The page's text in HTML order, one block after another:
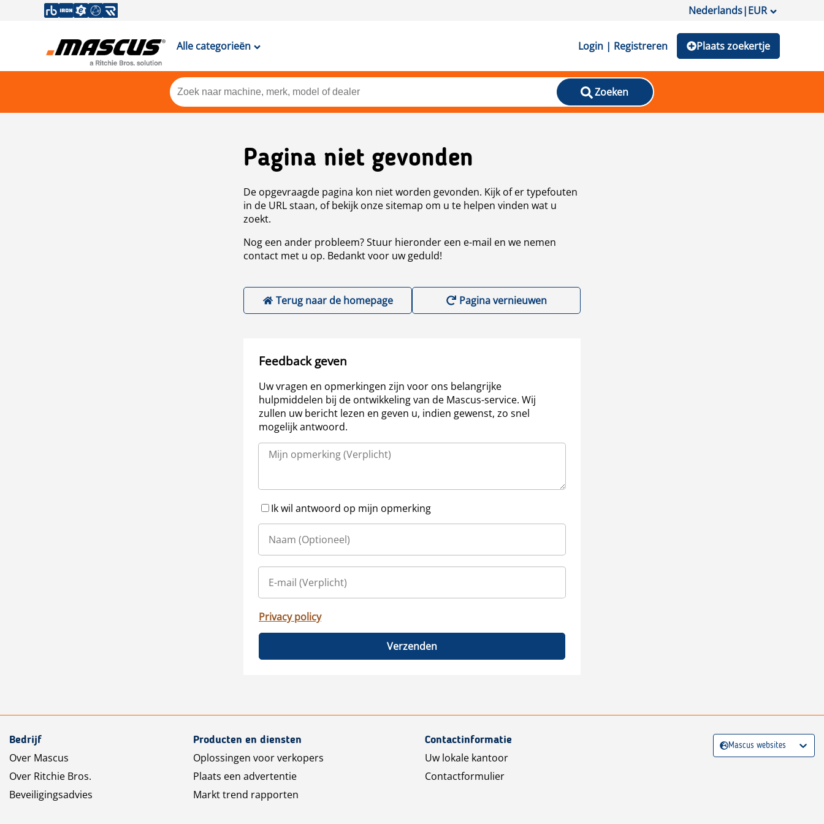
Nederlands|EUR
Alle categorieën Login | Registreren Plaats zoekertje
Zoeken
Pagina niet gevonden
De opgevraagde pagina kon niet worden gevonden. Kijk of er typefouten
in de URL staan, of bekijk onze sitemap om u te helpen vinden wat u
zoekt.
Nog een ander probleem? Stuur hieronder een e-mail en we nemen
contact met u op. Bedankt voor uw geduld!
Terug naar de homepage Pagina vernieuwen
Feedback geven
Uw vragen en opmerkingen zijn voor ons belangrijke
hulpmiddelen bij de ontwikkeling van de Mascus-service. Wij
zullen uw bericht lezen en geven u, indien gewenst, zo snel
mogelijk antwoord.
Ik wil antwoord op mijn opmerking
Privacy policy
Verzenden
Bedrijf
Over Mascus
Over Ritchie Bros.
Beveiligingsadvies
Producten en diensten
Oplossingen voor verkopers
Plaats een advertentie
Markt trend rapporten
Contactinformatie
Uw lokale kantoor
Contactformulier
Mascus websites